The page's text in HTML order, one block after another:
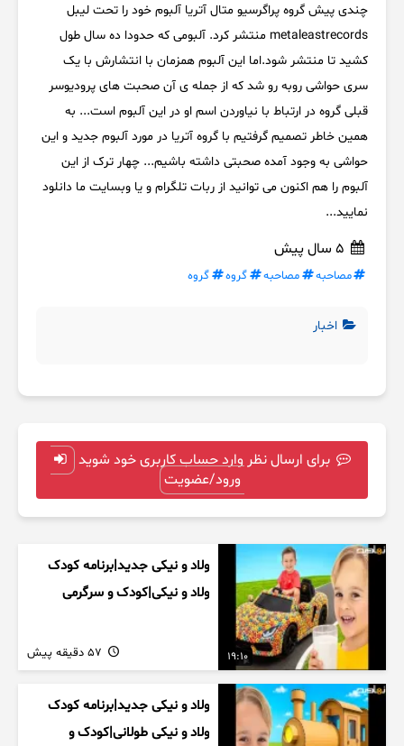
چندی پیش گروه پراگرسیو متال آتریا آلبوم خود را تحت لیبل
metaleastrecords منتشر کرد. آلبومی که حدودا ده سال طول
کشید تا منتشر شود.اما این آلبوم همزمان با انتشارش با یک
سری حواشی روبه رو شد که از جمله ی آن صحبت های پرودیوسر
قبلی گروه در ارتباط با نیاوردن اسم او در این آلبوم است... به
همین خاطر تصمیم گرفتیم با گروه آتریا در مورد آلبوم جدید و این
حواشی به وجود آمده صحبتی داشته باشیم... چهار ترک از این
آلبوم را هم اکنون می توانید از ربات تلگرام و یا وبسایت ما دانلود
نمایید...
مصاحبه مصاحبه گروه گروه
اخبار
برای ارسال نظر وارد حساب کاربری خود شوید
ورود/عضویت
19:10
ولاد و نیکی جدید|برنامه کودک
ولاد و نیکی|کودک و سرگرمی
ولاد و نیکی جدید|برنامه کودک
ولاد و نیکی طولانی|کودک و